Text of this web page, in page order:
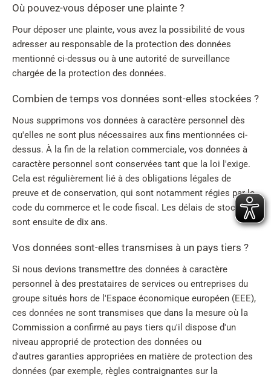
Où pouvez-vous déposer une plainte ?
Pour déposer une plainte, vous avez la possibilité de vous
adresser au responsable de la protection des données
mentionné ci-dessus ou à une autorité de surveillance
chargée de la protection des données.
Combien de temps vos données sont-elles stockées ?
Nous supprimons vos données à caractère personnel dès
qu'elles ne sont plus nécessaires aux fins mentionnées ci-
dessus. À la fin de la relation commerciale, vos données à
caractère personnel sont conservées tant que la loi l'exige.
Cela est régulièrement lié à des obligations légales de
preuve et de conservation, qui sont notamment régies par le
code du commerce et le code fiscal. Les délais de stockage
sont ensuite de dix ans.
Vos données sont-elles transmises à un pays tiers ?
Si nous devions transmettre des données à caractère
personnel à des prestataires de services ou entreprises du
groupe situés hors de l'Espace économique européen (EEE),
ces données ne sont transmises que dans la mesure où la
Commission a confirmé au pays tiers qu'il dispose d'un
niveau approprié de protection des données ou
d'autres garanties appropriées en matière de protection des
données (par exemple, règles contraignantes sur la